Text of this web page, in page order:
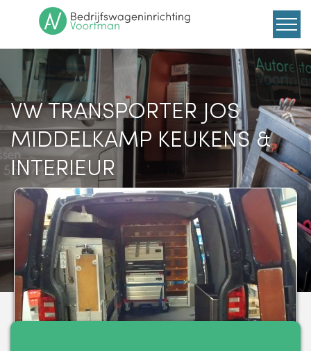
VW TRANSPORTER JOS
MIDDELKAMP KEUKENS &
INTERIEUR